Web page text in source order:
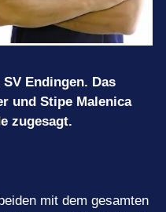
Endingen. Das
und Stipe Malenica
zugesagt.
mit dem gesamten